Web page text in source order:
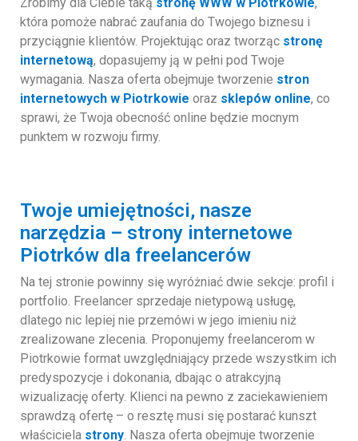
która pomoże nabrać zaufania do Twojego biznesu i
przyciągnie klientów. Projektując oraz tworząc stronę
internetową, dopasujemy ją w pełni pod Twoje
wymagania. Nasza oferta obejmuje tworzenie stron
internetowych w Piotrkowie oraz sklepów online, co
sprawi, że Twoja obecność online będzie mocnym
punktem w rozwoju firmy.
Twoje umiejętności, nasze
narzędzia – strony internetowe
Piotrków dla freelancerów
Na tej stronie powinny się wyróżniać dwie sekcje: profil i
portfolio. Freelancer sprzedaje nietypową usługę,
dlatego nic lepiej nie przemówi w jego imieniu niż
zrealizowane zlecenia. Proponujemy freelancerom w
Piotrkowie format uwzględniający przede wszystkim ich
predyspozycje i dokonania, dbając o atrakcyjną
wizualizację oferty. Klienci na pewno z zaciekawieniem
sprawdzą ofertę – o resztę musi się postarać kunszt
właściciela strony. Nasza oferta obejmuje tworzenie